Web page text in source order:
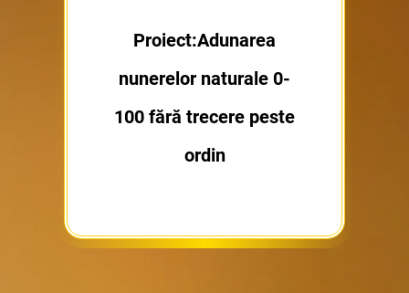
Proiect:Adunarea
nunerelor naturale 0-
100 fără trecere peste
ordin